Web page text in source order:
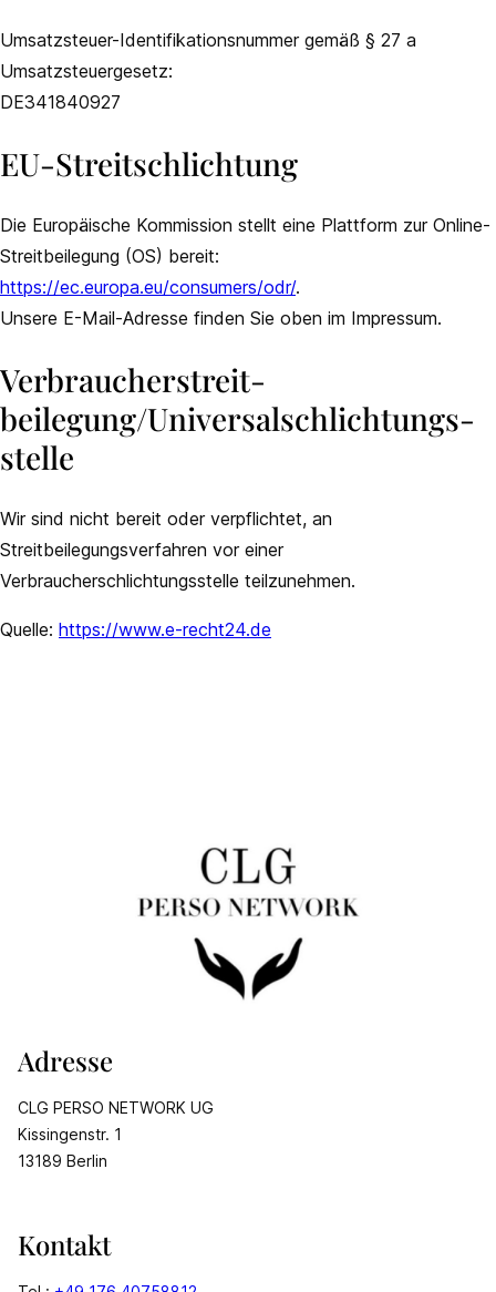
Umsatzsteuer-Identifikationsnummer gemäß § 27 a
Umsatzsteuergesetz:
DE341840927
EU-Streitschlichtung
Die Europäische Kommission stellt eine Plattform zur Online-
Streitbeilegung (OS) bereit:
https://ec.europa.eu/consumers/odr/.
Unsere E-Mail-Adresse finden Sie oben im Impressum.
Verbraucher­streit­
beilegung/Universal­schlichtungs­
stelle
Wir sind nicht bereit oder verpflichtet, an
Streitbeilegungsverfahren vor einer
Verbraucherschlichtungsstelle teilzunehmen.
Quelle: https://www.e-recht24.de
Adresse
CLG PERSO NETWORK UG
Kissingenstr. 1
13189 Berlin
Kontakt